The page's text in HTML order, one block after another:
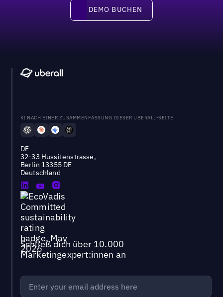
DEMO BUCHEN
DEMO BUCHEN
KI NACH EINER ZUSAMMENFASSUNG DIESER UBERALL-SEITE
DE
32-33 Hussitenstrasse,
Berlin 13355 DE
Deutschland
Schließ dich über 10.000
Marketingexpert:innen an